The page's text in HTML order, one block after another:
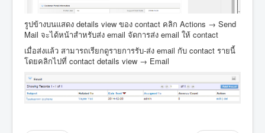
รูปข้างบนแสดง details view ของ contact คลิก Actions → Send
Mail จะได้หน้าสำหรับส่ง email จัดการส่ง email ให้ contact
เมื่อส่งแล้ว สามารถเรียกดูรายการรับ-ส่ง email กับ contact รายนี้
โดยคลิกไปที่ contact details view → Email